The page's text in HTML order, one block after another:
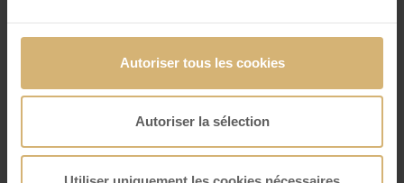
Autoriser tous les cookies
Autoriser la sélection